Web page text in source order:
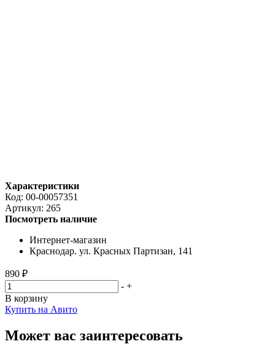
Характеристики
Код: 00-00057351
Артикул: 265
Посмотреть наличие
Интернет-магазин
Краснодар. ул. Красных Партизан, 141
890 ₽
- +
В корзину
Купить на Авито
Может вас заинтересовать